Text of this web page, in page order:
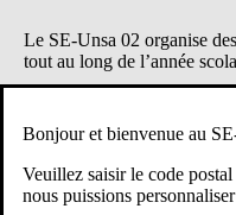
Le SE-Unsa 02 organise
tout au long de l’année
syndiqué ou non, stagiaire
DATE LIEU
Bonjour et bienvenue au
Veuillez saisir le code
nous puissions